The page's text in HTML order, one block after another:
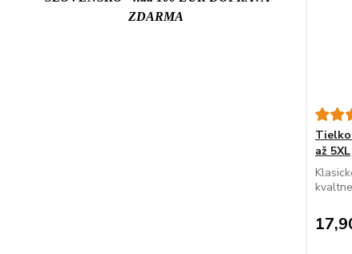
ZDARMA
Tielko
až 5XL